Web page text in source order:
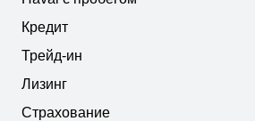
Кредит
Трейд-ин
Лизинг
Страхование